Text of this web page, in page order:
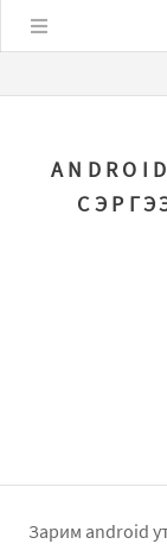
Зарим android